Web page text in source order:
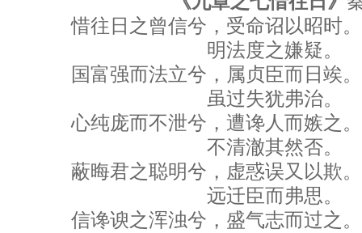
惜往日之曾信兮，受命诏以昭时。
明法度之嫌疑。
国富强而法立兮，属贞臣而日竢。
虽过失犹弗治。
心纯庞而不泄兮，遭谗人而嫉之。
不清澈其然否。
蔽晦君之聪明兮，虚惑误又以欺。
远迁臣而弗思。
信谗谀之浑浊兮，盛气志而过之。